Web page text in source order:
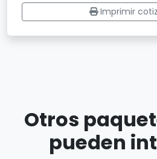
Imprimir
Otros
pueden